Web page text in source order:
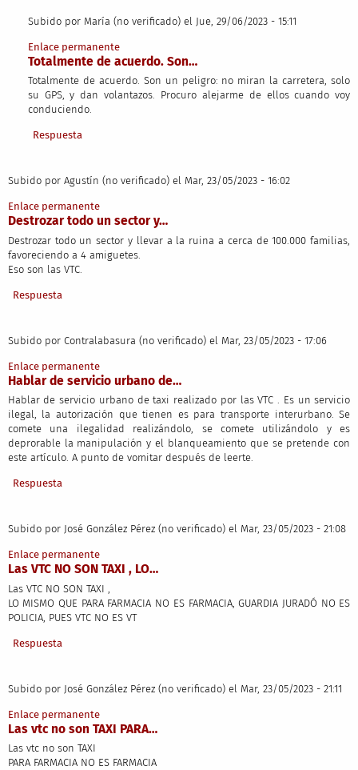
Subido por María (no verificado) el Jue, 29/06/2023 - 15:11
En respuesta aVinieron como que eran el…
Enlace permanente
Totalmente de acuerdo. Son…
Totalmente de acuerdo. Son un peligro: no miran la carretera, solo
su GPS, y dan volantazos. Procuro alejarme de ellos cuando voy
conduciendo.
Respuesta
Subido por Agustín (no verificado) el Mar, 23/05/2023 - 16:02
Enlace permanente
Destrozar todo un sector y…
Destrozar todo un sector y llevar a la ruina a cerca de 100.000 familias,
favoreciendo a 4 amiguetes.
Eso son las VTC.
Respuesta
Subido por Contralabasura (no verificado) el Mar, 23/05/2023 - 17:06
Enlace permanente
Hablar de servicio urbano de…
Hablar de servicio urbano de taxi realizado por las VTC . Es un servicio
ilegal, la autorización que tienen es para transporte interurbano. Se
comete una ilegalidad realizándolo, se comete utilizándolo y es
deprorable la manipulación y el blanqueamiento que se pretende con
este artículo. A punto de vomitar después de leerte.
Respuesta
Subido por José González Pérez (no verificado) el Mar, 23/05/2023 - 21:08
Enlace permanente
Las VTC NO SON TAXI , LO…
Las VTC NO SON TAXI ,
LO MISMO QUE PARA FARMACIA NO ES FARMACIA, GUARDIA JURADÓ NO ES
POLICIA, PUES VTC NO ES VT
Respuesta
Subido por José González Pérez (no verificado) el Mar, 23/05/2023 - 21:11
Enlace permanente
Las vtc no son TAXI PARA…
Las vtc no son TAXI
PARA FARMACIA NO ES FARMACIA